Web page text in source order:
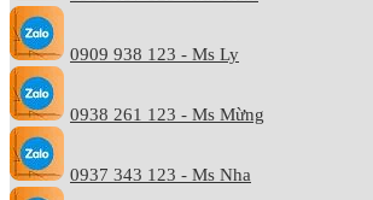
0909 938 123 - Ms Ly
0938 261 123 - Ms Mừng
0937 343 123 - Ms Nha